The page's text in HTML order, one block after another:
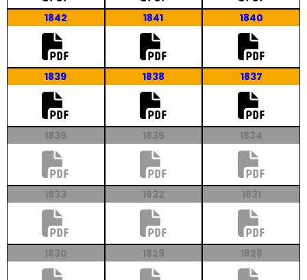
1842 1841 1840
1839 1838 1837
1836 1835 1834
1833 1832 1831
1830 1829 1828